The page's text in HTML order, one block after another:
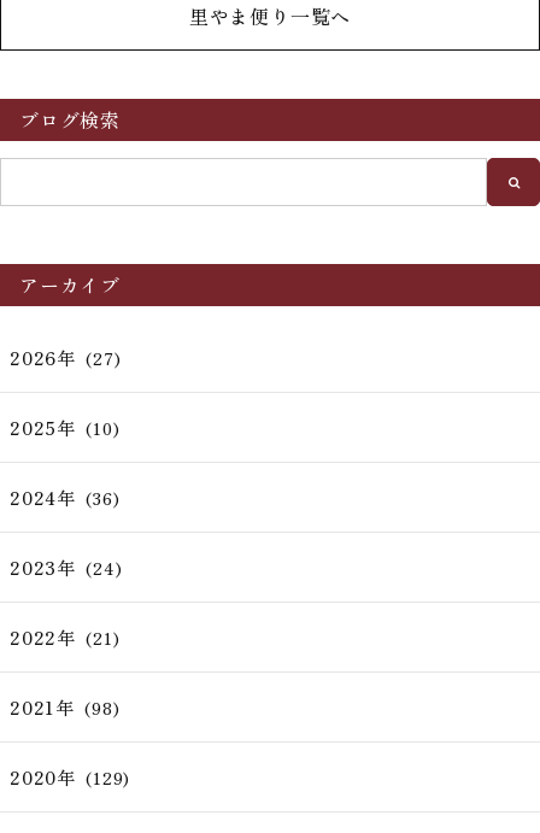
里やま便り一覧へ
ブログ検索
アーカイブ
2026年 (27)
2025年 (10)
2024年 (36)
2023年 (24)
2022年 (21)
2021年 (98)
2020年 (129)